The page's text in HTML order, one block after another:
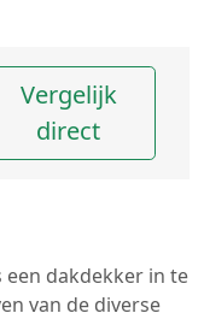
Vergelijk
direct
dakdekker in te
van de diverse